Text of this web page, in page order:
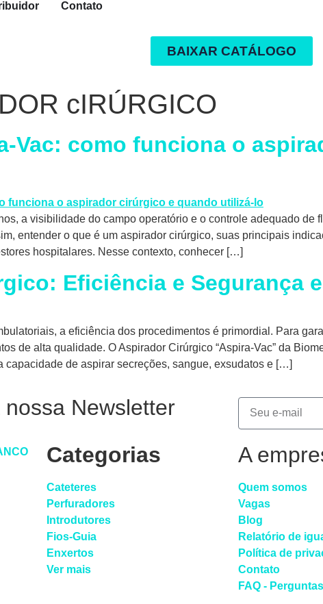
Contato
BAIXAR CATÁLOGO
cIRÚRGICO
Vac: como funciona o
a visibilidade do campo operatório e o controle adequado
entender o que é um aspirador cirúrgico, suas principais
hospitalares. Nesse contexto, conhecer […]
Eficiência e Segurança
a eficiência dos procedimentos é primordial. Para
de alta qualidade. O Aspirador Cirúrgico “Aspira-Vac” da
capacidade de aspirar secreções, sangue, exsudatos e […]
Newsletter
Categorias
Cateteres
Perfuradores
Introdutores
Fios-Guia
Enxertos
Ver mais
A
Quem somos
Vagas
Blog
Relatório de
Política de
Contato
FAQ -